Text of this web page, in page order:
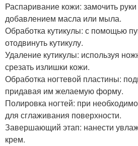
Распаривание кожи: замочить
добавлением масла или мыла.
Обработка кутикулы: с помощью
отодвинуть кутикулу.
Удаление кутикулы: используя
срезать излишки кожи.
Обработка ногтевой пластины:
придавая им желаемую форму.
Полировка ногтей: при
для сглаживания поверхности.
Завершающий этап: нанести
крем.